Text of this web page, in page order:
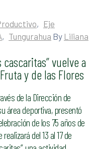
‚ Eje
‚ Tungurahua By Liliana
vuelve a
y de las Flores
de la Dirección de
área deportiva, presentó
de los 75 años de
del 13 al 17 de